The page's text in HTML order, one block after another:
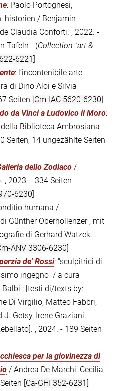
: Paolo Portoghesi,
historien / Benjamin
Claudia Conforti. , 2022. -
Tafeln - (Collection "art &
6221]
: l’incontenibile arte
di Dino Aloi e Silvia
Seiten [Cm-IAC 5620-6230]
da Vinci a Ludovico il Moro:
Biblioteca Ambrosiana
Seiten, 14 ungezählte Seiten
dello Zodiaco /
, 2023. - 334 Seiten -
6230]
humana /
Günther Oberhollenzer ; mit
di Gerhard Watzek. ,
ANV 3306-6230]
de' Rossi: "sculpitrici di
ingegno" / a cura
; [testi di/texts by:
Di Virgilio, Matteo Fabbri,
J. Getsy, Irene Graziani,
, 2024. - 189 Seiten
per la giovinezza di
/ Andrea De Marchi, Cecilia
[Ca-GHI 352-6231]